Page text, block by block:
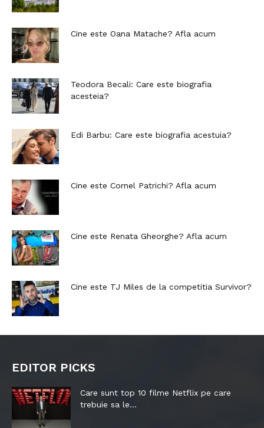
Cine este Oana Matache? Afla acum
Teodora Becali: Care este biografia
acesteia?
Edi Barbu: Care este biografia acestuia?
Cine este Cornel Patrichi? Afla acum
Cine este Renata Gheorghe? Afla acum
Cine este TJ Miles de la competitia Survivor?
EDITOR PICKS
Care sunt top 10 filme Netflix pe care
trebuie sa le...